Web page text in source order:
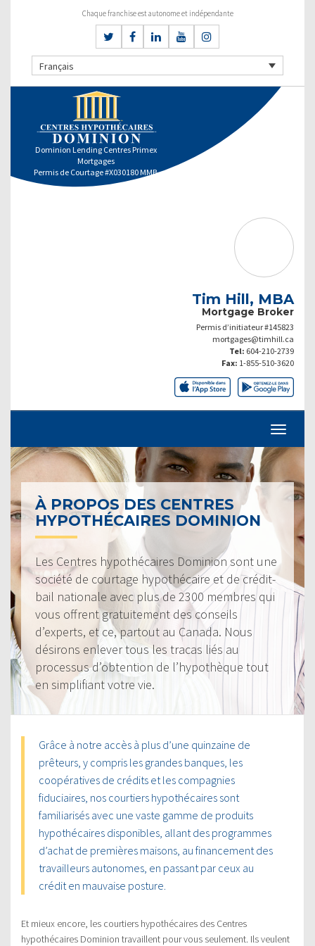
Chaque franchise est autonome et indépendante
Français
Dominion Lending Centres Primex
Mortgages
Permis de Courtage #X030180 MMB
Tim Hill, MBA
Mortgage Broker
Permis d’initiateur #145823
mortgages@timhill.ca
Tel: 604-210-2739
Fax: 1-855-510-3620
À PROPOS DES CENTRES
HYPOTHÉCAIRES DOMINION
Les Centres hypothécaires Dominion sont une
société de courtage hypothécaire et de crédit-
bail nationale avec plus de 2300 membres qui
vous offrent gratuitement des conseils
d’experts, et ce, partout au Canada. Nous
désirons enlever tous les tracas liés au
processus d’obtention de l’hypothèque tout
en simplifiant votre vie.
Grâce à notre accès à plus d’une quinzaine de
prêteurs, y compris les grandes banques, les
coopératives de crédits et les compagnies
fiduciaires, nos courtiers hypothécaires sont
familiarisés avec une vaste gamme de produits
hypothécaires disponibles, allant des programmes
d’achat de premières maisons, au financement des
travailleurs autonomes, en passant par ceux au
crédit en mauvaise posture.
Et mieux encore, les courtiers hypothécaires des Centres
hypothécaires Dominion travaillent pour vous seulement. Ils veulent